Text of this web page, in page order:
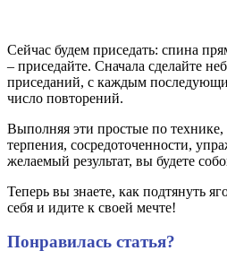
Сейчас будем приседать: спина
– приседайте. Сначала сделайте
приседаний, с каждым
число повторений.
Выполняя эти простые по
терпения, сосредоточенности,
желаемый результат, вы будете
Теперь вы знаете, как подтянуть
себя и идите к своей мечте!
Понравилась статья?